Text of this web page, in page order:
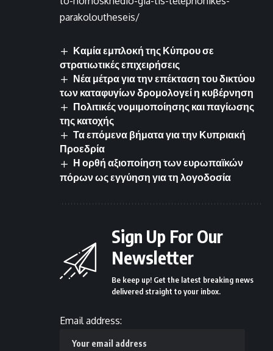
parakoloutheseis/
Καμία εμπλοκή της Κύπρου σε
στρατιωτικές επιχειρήσεις
Νέα μέτρα για την επέκταση του δικτύου
των καταφυγίων δρομολογεί η κυβέρνηση
Πολιτικές νομιμοποίησης και παγίωσης
της κατοχής
Τα επόμενα βήματα για την Κυπριακή
Προεδρία
Η ορθή αξιοποίηση των ευρωπαϊκών
πόρων ως εγγύηση για τη λογοδοσία
Sign Up For Our
Newsletter
Be keep up! Get the latest breaking news
delivered straight to your inbox.
Email address: